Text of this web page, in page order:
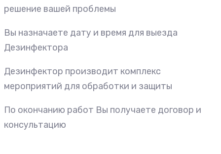
решение вашей проблемы
Вы назначаете дату и время для выезда
Дезинфектора
Дезинфектор производит комплекс
мероприятий для обработки и защиты
По окончанию работ Вы получаете договор и
консультацию